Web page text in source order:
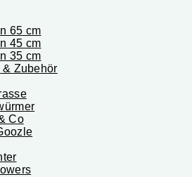
65 cm
45 cm
35 cm
Zubehör
Co